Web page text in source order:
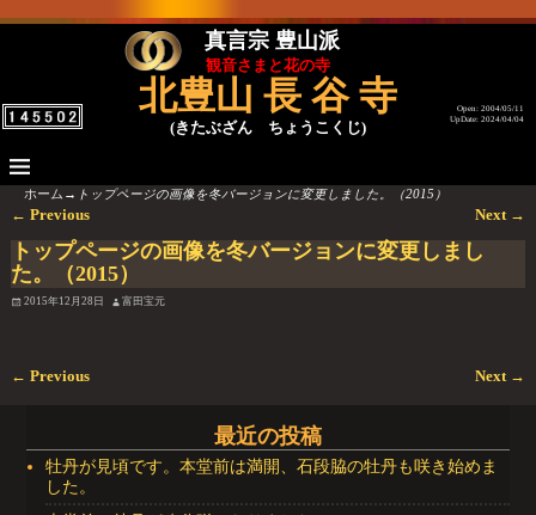
真言宗 豊山派
観音さまと花の寺
北豊山 長 谷 寺
(きたぶざん ちょうこくじ)
Open: 2004/05/11
UpDate: 2024/04/04
ホーム → トップページの画像を冬バージョンに変更しました。（2015）
投稿ナビゲーション
← Previous Next →
トップページの画像を冬バージョンに変更しまし
た。（2015）
2015年12月28日 富田宝元
← Previous Next →
最近の投稿
牡丹が見頃です。本堂前は満開、石段脇の牡丹も咲き始めま
した。